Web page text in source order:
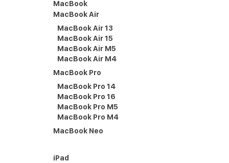
MacBook
MacBook Air
MacBook Air 13
MacBook Air 15
MacBook Air M5
MacBook Air M4
MacBook Pro
MacBook Pro 14
MacBook Pro 16
MacBook Pro M5
MacBook Pro M4
MacBook Neo
iPad